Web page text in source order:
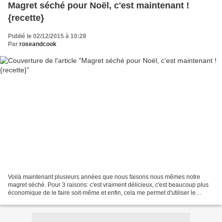
Magret séché pour Noël, c'est maintenant !
{recette}
Publié le 02/12/2015 à 10:28
Par roseandcook
Voilà maintenant plusieurs années que nous faisons nous mêmes notre
magret séché. Pour 3 raisons: c'est vraiment délicieux, c'est beaucoup plus
économique de le faire soit-même et enfin, cela me permet d'utiliser le